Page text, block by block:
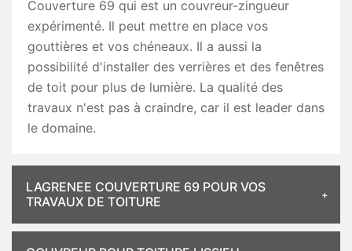
Couverture 69 qui est un couvreur-zingueur
expérimenté. Il peut mettre en place vos
gouttières et vos chéneaux. Il a aussi la
possibilité d'installer des verrières et des fenêtres
de toit pour plus de lumière. La qualité des
travaux n'est pas à craindre, car il est leader dans
le domaine.
LAGRENEE COUVERTURE 69 POUR VOS
TRAVAUX DE TOITURE